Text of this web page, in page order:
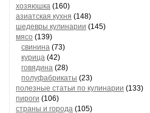
хозяюшка (160)
азиатская кухня (148)
шедевры кулинарии (145)
мясо (139)
свинина (73)
курица (42)
говядина (28)
полуфабрикаты (23)
полезные статьи по кулинарии (133)
пироги (106)
страны и города (105)